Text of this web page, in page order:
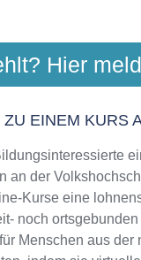
1, 49082 Osnabrück
Hier
EINEM KURS
an der
Kurse eine
noch
Menschen aus